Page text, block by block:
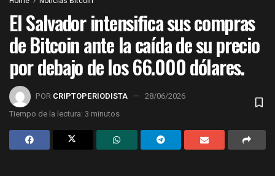
El Salvador intensifica sus compras
de Bitcoin ante la caída de su precio
por debajo de los 66.000 dólares.
POR CRIPTOPERIODISTA
28/06/2026
Tiempo de la lectura: 3 minutos